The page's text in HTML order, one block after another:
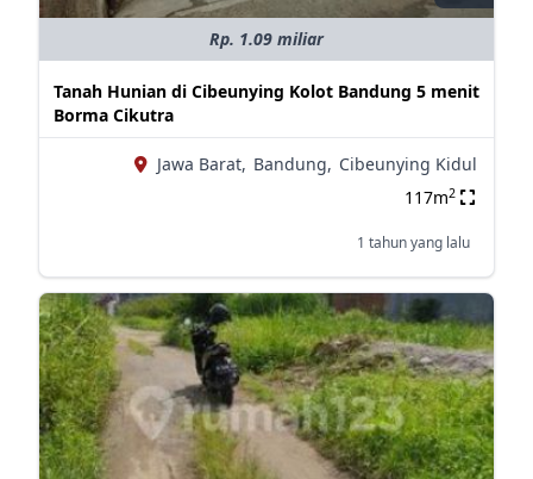
Rp. 1.09 miliar
Tanah Hunian di Cibeunying Kolot Bandung 5 menit
Borma Cikutra
Jawa Barat, Bandung, Cibeunying Kidul
117m2
1 tahun yang lalu